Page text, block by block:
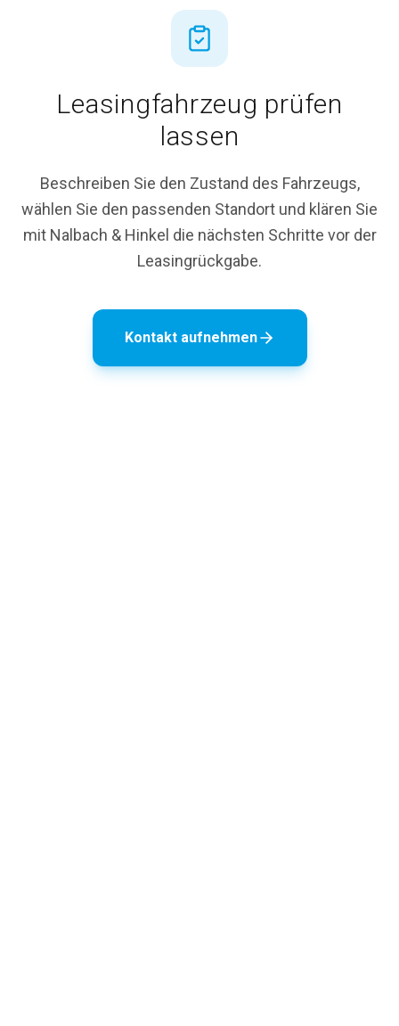
Leasingfahrzeug prüfen
lassen
Beschreiben Sie den Zustand des Fahrzeugs,
wählen Sie den passenden Standort und klären Sie
mit Nalbach & Hinkel die nächsten Schritte vor der
Leasingrückgabe.
Kontakt aufnehmen